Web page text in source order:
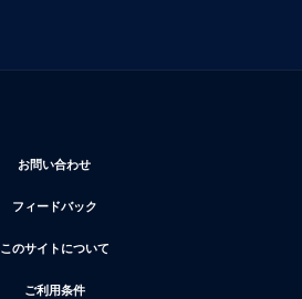
お問い合わせ新しいウィンドウで開く
フィードバック新しいウィンドウで開く
このサイトについて新しいウィンドウで開く
ご利用条件新しいウィンドウで開く